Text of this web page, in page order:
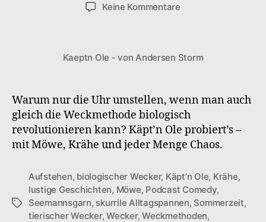
Keine Kommentarezu
S1F2
Kaeptn Ole - von Andersen Storm
Warum nur die Uhr umstellen, wenn man auch
gleich die Weckmethode biologisch
revolutionieren kann? Käpt’n Ole probiert’s –
mit Möwe, Krähe und jeder Menge Chaos.
Schlagwörter
Aufstehen, biologischer Wecker, Käpt’n Ole, Krähe,
lustige Geschichten, Möwe, Podcast Comedy,
Seemannsgarn, skurrile Alltagspannen, Sommerzeit,
tierischer Wecker,Wecker,Weckmethoden,